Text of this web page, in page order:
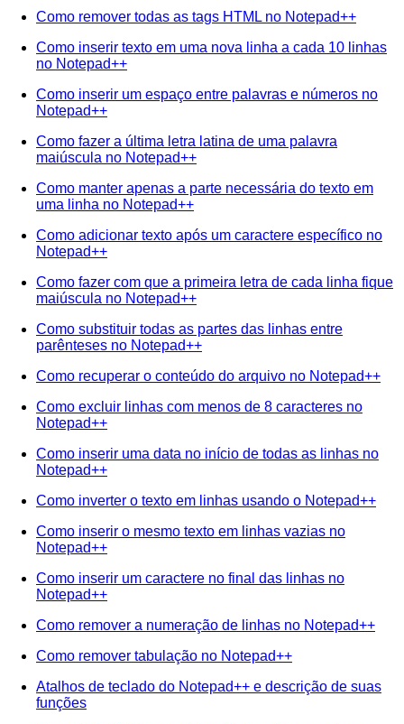
Como remover todas as tags HTML no Notepad++
Como inserir texto em uma nova linha a cada 10 linhas
no Notepad++
Como inserir um espaço entre palavras e números no
Notepad++
Como fazer a última letra latina de uma palavra
maiúscula no Notepad++
Como manter apenas a parte necessária do texto em
uma linha no Notepad++
Como adicionar texto após um caractere específico no
Notepad++
Como fazer com que a primeira letra de cada linha fique
maiúscula no Notepad++
Como substituir todas as partes das linhas entre
parênteses no Notepad++
Como recuperar o conteúdo do arquivo no Notepad++
Como excluir linhas com menos de 8 caracteres no
Notepad++
Como inserir uma data no início de todas as linhas no
Notepad++
Como inverter o texto em linhas usando o Notepad++
Como inserir o mesmo texto em linhas vazias no
Notepad++
Como inserir um caractere no final das linhas no
Notepad++
Como remover a numeração de linhas no Notepad++
Como remover tabulação no Notepad++
Atalhos de teclado do Notepad++ e descrição de suas
funções